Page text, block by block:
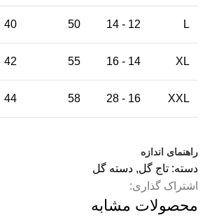
L
12 - 14
50
40
XL
14 - 16
55
42
XXL
16 - 28
58
44
راهنمای اندازه
دسته: تاج گل, دسته گل
اشتراک گذاری:
محصولات مشابه